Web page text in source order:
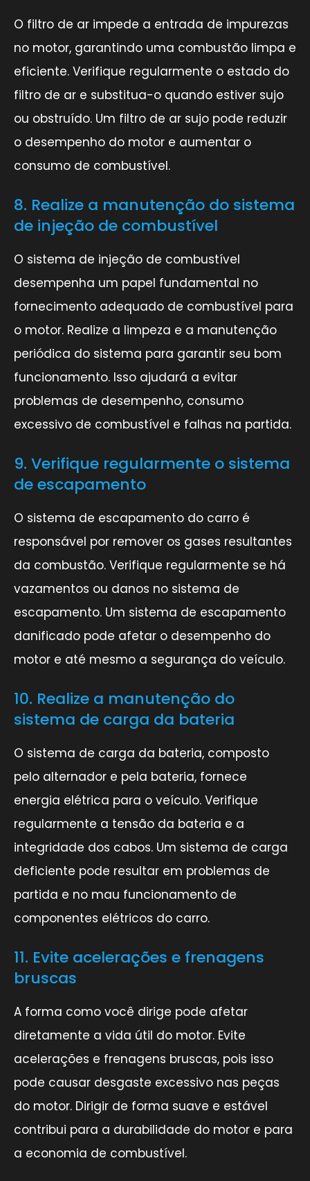
O filtro de ar impede a entrada de impurezas
no motor, garantindo uma combustão limpa e
eficiente. Verifique regularmente o estado do
filtro de ar e substitua-o quando estiver sujo
ou obstruído. Um filtro de ar sujo pode reduzir
o desempenho do motor e aumentar o
consumo de combustível.
8. Realize a manutenção do sistema
de injeção de combustível
O sistema de injeção de combustível
desempenha um papel fundamental no
fornecimento adequado de combustível para
o motor. Realize a limpeza e a manutenção
periódica do sistema para garantir seu bom
funcionamento. Isso ajudará a evitar
problemas de desempenho, consumo
excessivo de combustível e falhas na partida.
9. Verifique regularmente o sistema
de escapamento
O sistema de escapamento do carro é
responsável por remover os gases resultantes
da combustão. Verifique regularmente se há
vazamentos ou danos no sistema de
escapamento. Um sistema de escapamento
danificado pode afetar o desempenho do
motor e até mesmo a segurança do veículo.
10. Realize a manutenção do
sistema de carga da bateria
O sistema de carga da bateria, composto
pelo alternador e pela bateria, fornece
energia elétrica para o veículo. Verifique
regularmente a tensão da bateria e a
integridade dos cabos. Um sistema de carga
deficiente pode resultar em problemas de
partida e no mau funcionamento de
componentes elétricos do carro.
11. Evite acelerações e frenagens
bruscas
A forma como você dirige pode afetar
diretamente a vida útil do motor. Evite
acelerações e frenagens bruscas, pois isso
pode causar desgaste excessivo nas peças
do motor. Dirigir de forma suave e estável
contribui para a durabilidade do motor e para
a economia de combustível.